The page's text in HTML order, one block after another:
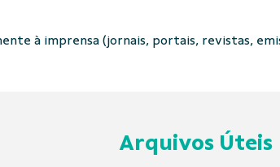
à imprensa (jornais, portais, revistas,
Arquivos Úteis